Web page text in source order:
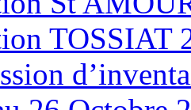
TOSSIAT